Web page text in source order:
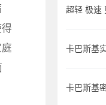
超轻 极速
卡巴斯基
卡巴斯基